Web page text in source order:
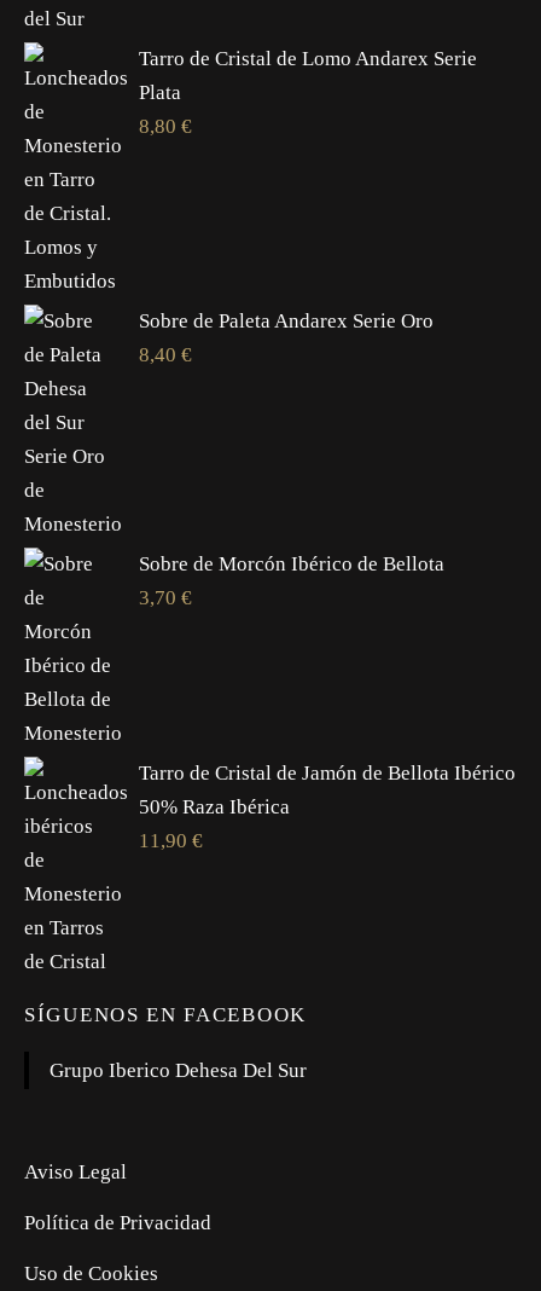
Tarro de Cristal de Lomo Andarex Serie
Plata
8,80 €
Sobre de Paleta Andarex Serie Oro
8,40 €
Sobre de Morcón Ibérico de Bellota
3,70 €
Tarro de Cristal de Jamón de Bellota Ibérico
50% Raza Ibérica
11,90 €
SÍGUENOS EN FACEBOOK
Grupo Iberico Dehesa Del Sur
Aviso Legal
Política de Privacidad
Uso de Cookies